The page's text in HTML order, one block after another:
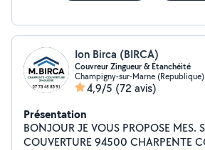
Ion Birca (BIRCA)
Couvreur Zingueur & Étanchéité
Champigny-sur-Marne (Republique)
4,9/5 (72 avis)
Présentation
BONJOUR JE VOUS PROPOSE MES. SERVICES
COUVERTURE 94500 CHARPENTE COUVREUR -